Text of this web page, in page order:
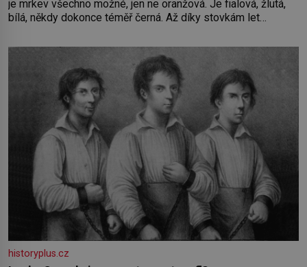
je mrkev všechno možné, jen ne oranžová. Je fialová, žlutá,
bílá, někdy dokonce téměř černá. Až díky stovkám let
českou zahradu ani nedokážeme představit. Její příběh je
historyplus.cz